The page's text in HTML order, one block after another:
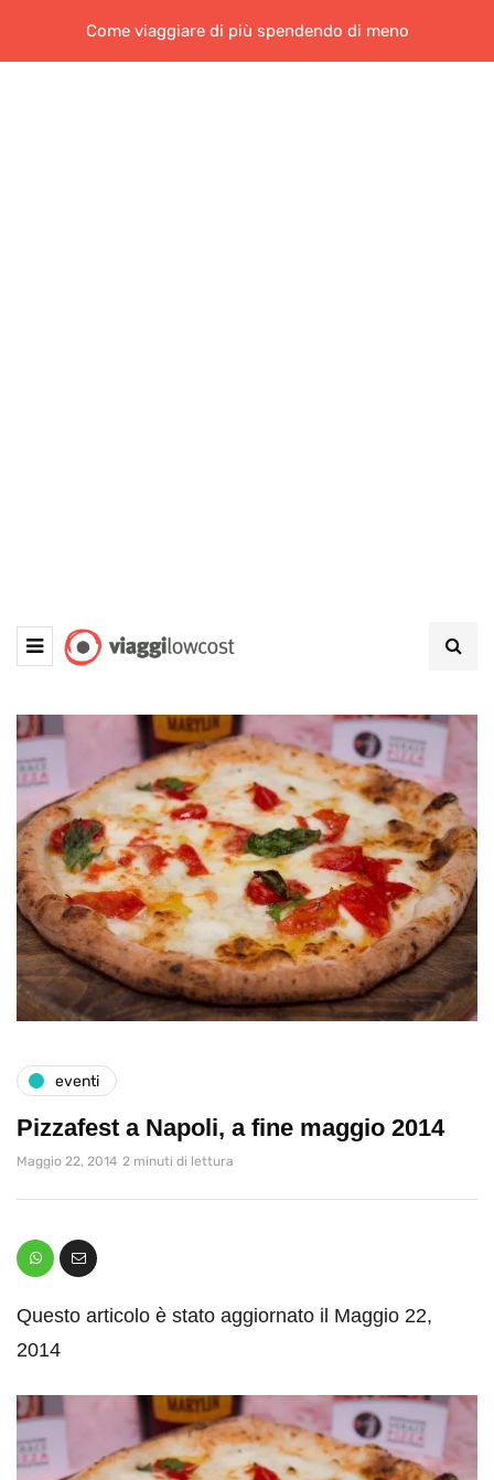
Come viaggiare di più spendendo di meno
eventi
Pizzafest a Napoli, a fine maggio 2014
Maggio 22, 2014 2 minuti di lettura
Questo articolo è stato aggiornato il Maggio 22,
2014